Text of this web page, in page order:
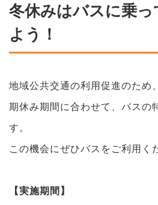
冬休みはバスに乗
よう！
地域公共交通の利用促進のため
期休み期間に合わせて、バスの
す。
この機会にぜひバスをご利用く
【実施期間】